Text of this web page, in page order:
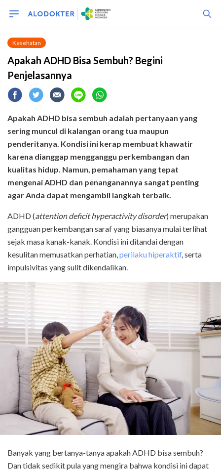
Kesehatan
Apakah ADHD Bisa Sembuh? Begini
Penjelasannya
Apakah ADHD bisa sembuh adalah pertanyaan yang
sering muncul di kalangan orang tua maupun
penderitanya. Kondisi ini kerap membuat khawatir
karena dianggap mengganggu perkembangan dan
kualitas hidup. Namun, pemahaman yang tepat
mengenai ADHD dan penanganannya sangat penting
agar Anda dapat mengambil langkah terbaik.
ADHD (attention deficit hyperactivity disorder) merupakan
gangguan perkembangan saraf yang biasanya mulai terlihat
sejak masa kanak-kanak. Kondisi ini ditandai dengan
kesulitan memusatkan perhatian,perilaku hiperaktif, serta
impulsivitas yang sulit dikendalikan.
Banyak yang bertanya-tanya apakah ADHD bisa sembuh?
Dan tidak sedikit pula yang mengira bahwa kondisi ini dapat